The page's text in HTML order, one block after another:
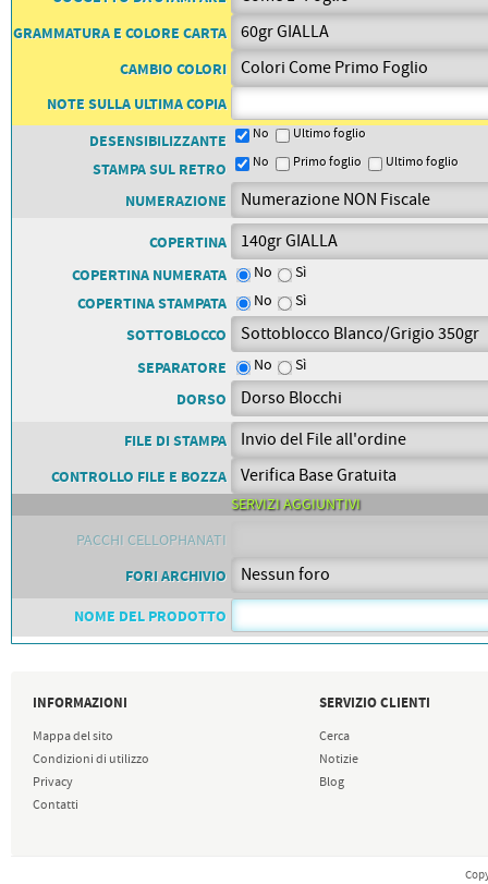
PETTORALI NUMERI DA
PETTORALI CON NOME ATLETA
GRAMMATURA E COLORE CARTA
CAMBIO COLORI
NOTE SULLA ULTIMA COPIA
DESENSIBILIZZANTE
No Ultimo foglio
STAMPA SUL RETRO No Primo foglio Ultimo foglio
NUMERAZIONE
COPERTINA
COPERTINA NUMERATA
No Sì
COPERTINA STAMPATA No Sì
SOTTOBLOCCO
SEPARATORE
No Sì
DORSO
FILE DI STAMPA
CONTROLLO FILE E BOZZA
SERVIZI AGGIUNTIVI
PACCHI CELLOPHANATI
FORI ARCHIVIO
NOME DEL PRODOTTO
INFORMAZIONI
Mappa del sito
Condizioni di utilizzo
Privacy
Contatti
SERVIZIO CLIENTI
Cerca
Notizie
Blog